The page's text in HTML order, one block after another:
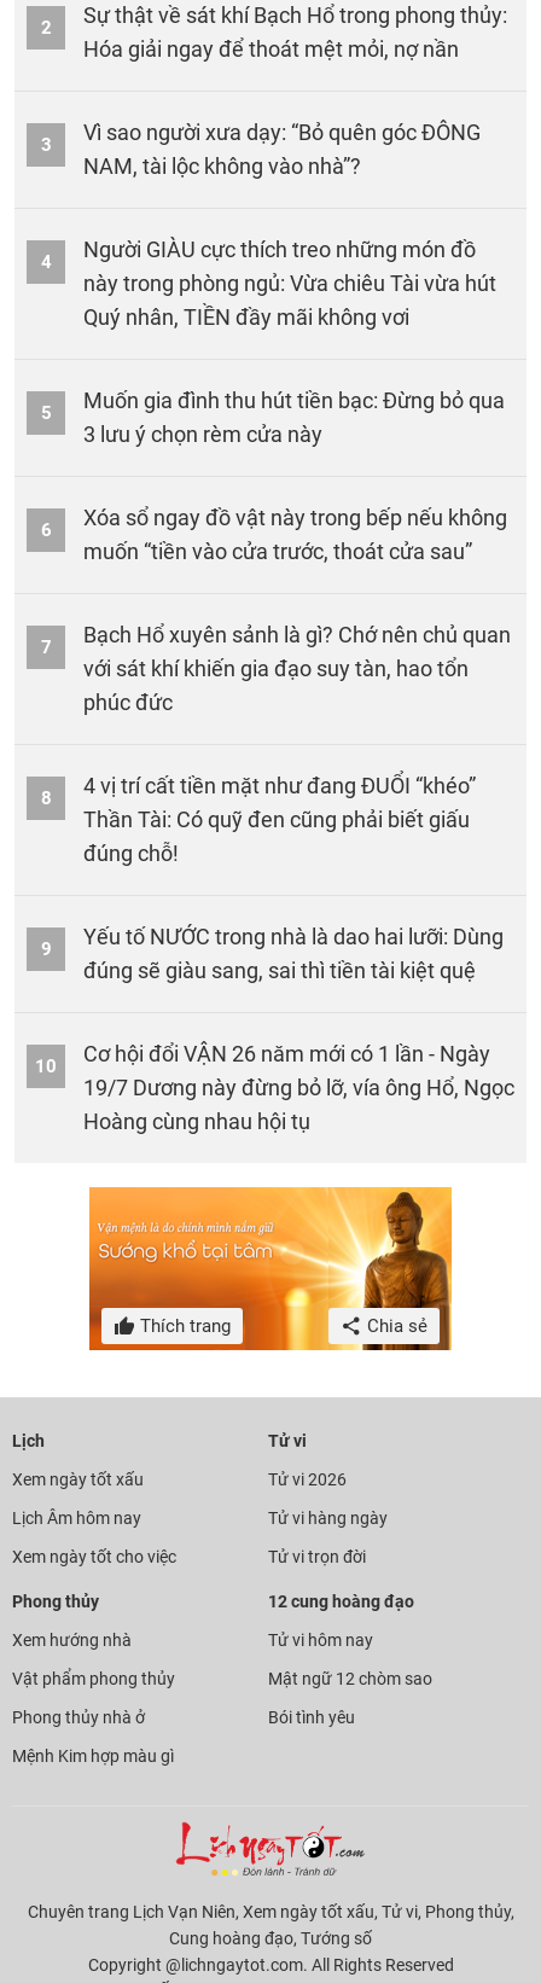
2
Sự thật về sát khí Bạch Hổ trong phong thủy:
Hóa giải ngay để thoát mệt mỏi, nợ nần
3
Vì sao người xưa dạy: “Bỏ quên góc ĐÔNG
NAM, tài lộc không vào nhà”?
4
Người GIÀU cực thích treo những món đồ
này trong phòng ngủ: Vừa chiêu Tài vừa hút
Quý nhân, TIỀN đầy mãi không vơi
5
Muốn gia đình thu hút tiền bạc: Đừng bỏ qua
3 lưu ý chọn rèm cửa này
6
Xóa sổ ngay đồ vật này trong bếp nếu không
muốn “tiền vào cửa trước, thoát cửa sau”
7
Bạch Hổ xuyên sảnh là gì? Chớ nên chủ quan
với sát khí khiến gia đạo suy tàn, hao tổn
phúc đức
8
4 vị trí cất tiền mặt như đang ĐUỔI “khéo”
Thần Tài: Có quỹ đen cũng phải biết giấu
đúng chỗ!
9
Yếu tố NƯỚC trong nhà là dao hai lưỡi: Dùng
đúng sẽ giàu sang, sai thì tiền tài kiệt quệ
10
Cơ hội đổi VẬN 26 năm mới có 1 lần - Ngày
19/7 Dương này đừng bỏ lỡ, vía ông Hổ, Ngọc
Hoàng cùng nhau hội tụ
Thích trang Chia sẻ
Lịch
Xem ngày tốt xấu
Lịch Âm hôm nay
Xem ngày tốt cho việc
Tử vi
Tử vi 2026
Tử vi hàng ngày
Tử vi trọn đời
Phong thủy
Xem hướng nhà
Vật phẩm phong thủy
Phong thủy nhà ở
Mệnh Kim hợp màu gì
12 cung hoàng đạo
Tử vi hôm nay
Mật ngữ 12 chòm sao
Bói tình yêu
Chuyên trang Lịch Vạn Niên, Xem ngày tốt xấu, Tử vi, Phong thủy,
Cung hoàng đạo, Tướng số
Copyright @lichngaytot.com. All Rights Reserved